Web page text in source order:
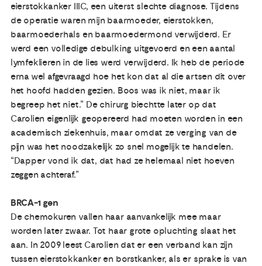
eierstokkanker IIIC, een uiterst slechte diagnose. Tijdens
de operatie waren mijn baarmoeder, eierstokken,
baarmoederhals en baarmoedermond verwijderd. Er
werd een volledige debulking uitgevoerd en een aantal
lymfeklieren in de lies werd verwijderd. Ik heb de periode
erna wel afgevraagd hoe het kon dat al die artsen dit over
het hoofd hadden gezien. Boos was ik niet, maar ik
begreep het niet.” De chirurg biechtte later op dat
Carolien eigenlijk geopereerd had moeten worden in een
academisch ziekenhuis, maar omdat ze verging van de
pijn was het noodzakelijk zo snel mogelijk te handelen.
“Dapper vond ik dat, dat had ze helemaal niet hoeven
zeggen achteraf.”
BRCA-1 gen
De chemokuren vallen haar aanvankelijk mee maar
worden later zwaar. Tot haar grote opluchting slaat het
aan. In 2009 leest Carolien dat er een verband kan zijn
tussen eierstokkanker en borstkanker, als er sprake is van